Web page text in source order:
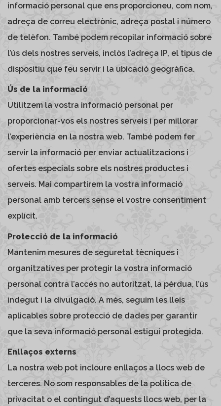
informació personal que ens proporcioneu, com nom,
adreça de correu electrònic, adreça postal i número
de telèfon. També podem recopilar informació sobre
l’ús dels nostres serveis, inclòs l’adreça IP, el tipus de
dispositiu que feu servir i la ubicació geogràfica.
Ús de la informació
Utilitzem la vostra informació personal per
proporcionar-vos els nostres serveis i per millorar
l’experiència en la nostra web. També podem fer
servir la informació per enviar actualitzacions i
ofertes especials sobre els nostres productes i
serveis. Mai compartirem la vostra informació
personal amb tercers sense el vostre consentiment
explícit.
Protecció de la informació
Mantenim mesures de seguretat tècniques i
organitzatives per protegir la vostra informació
personal contra l’accés no autoritzat, la pèrdua, l’ús
indegut i la divulgació. A més, seguim les lleis
aplicables sobre protecció de dades per garantir
que la seva informació personal estigui protegida.
Enllaços externs
La nostra web pot incloure enllaços a llocs web de
terceres. No som responsables de la política de
privacitat o el contingut d’aquests llocs web, per la